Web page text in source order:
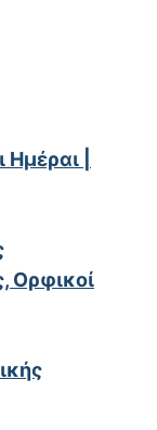
|
Ορφικοί